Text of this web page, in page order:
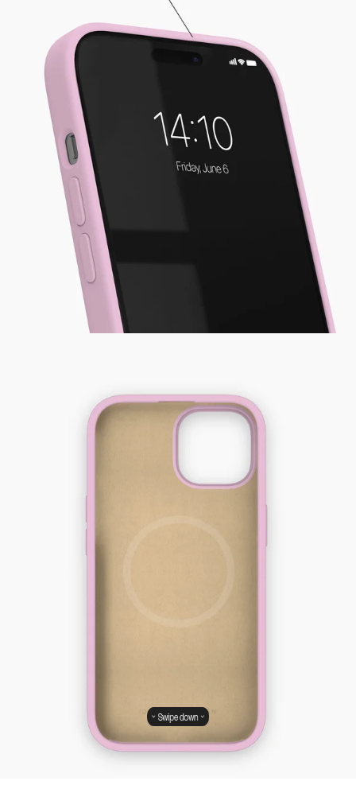
Swipe down